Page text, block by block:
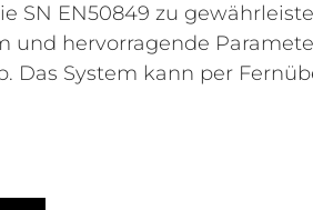
SN EN50849 zu
und hervorragende
System kann per